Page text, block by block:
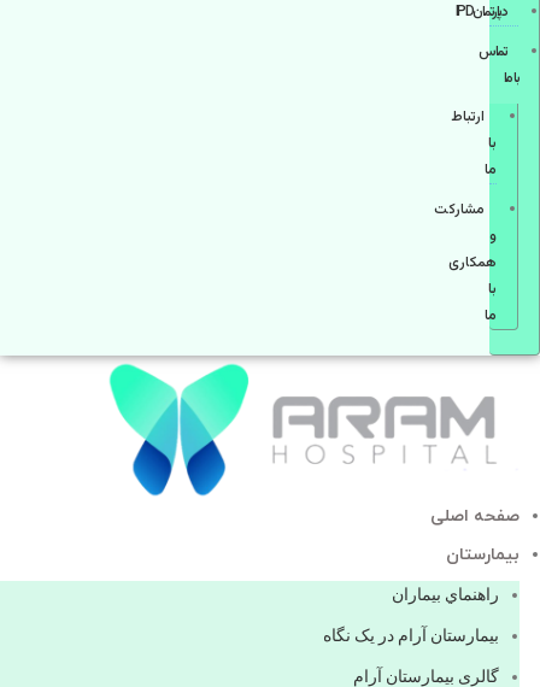
دپارتمانIPD
تماس
با ما
ارتباط
با
ما
مشاركت
و
همكاری
با
ما
صفحه اصلی
بيمارستان
راهنماي بیماران
بیمارستان آرام در یک نگاه
گالری بیمارستان آرام